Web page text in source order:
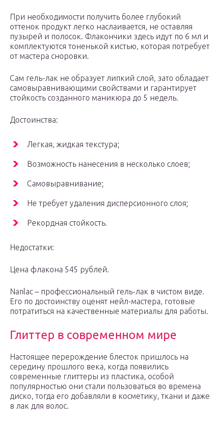
При необходимости получить более глубокий
оттенок продукт легко наслаивается, не оставляя
пузырей и полосок. Флакончики здесь идут по 6 мл и
комплектуются тоненькой кистью, которая потребует
от мастера сноровки.
Сам гель-лак не образует липкий слой, зато обладает
самовыравнивающими свойствами и гарантирует
стойкость созданного маникюра до 5 недель.
Достоинства:
Легкая, жидкая текстура;
Возможность нанесения в несколько слоев;
Самовыравнивание;
Не требует удаления дисперсионного слоя;
Рекордная стойкость.
Недостатки:
Цена флакона 545 рублей.
Nanlac – профессиональный гель-лак в чистом виде.
Его по достоинству оценят нейл-мастера, готовые
потратиться на качественные материалы для работы.
Глиттер в современном мире
Настоящее перерождение блесток пришлось на
середину прошлого века, когда появились
современные глиттеры из пластика, особой
популярностью они стали пользоваться во времена
диско, тогда его добавляли в косметику, ткани и даже
в лак для волос.